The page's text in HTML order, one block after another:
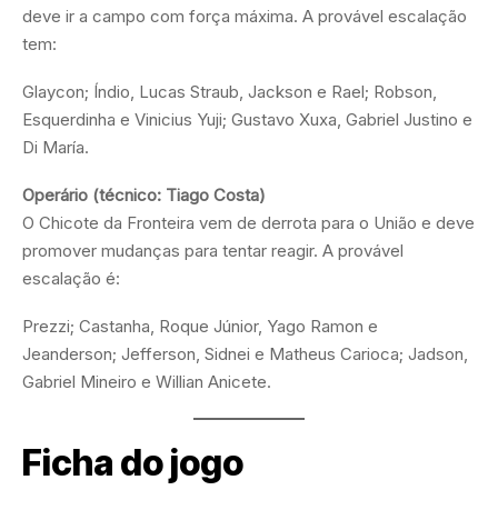
deve ir a campo com força máxima. A provável escalação
tem:
Glaycon; Índio, Lucas Straub, Jackson e Rael; Robson,
Esquerdinha e Vinicius Yuji; Gustavo Xuxa, Gabriel Justino e
Di María.
Operário (técnico: Tiago Costa)
O Chicote da Fronteira vem de derrota para o União e deve
promover mudanças para tentar reagir. A provável
escalação é:
Prezzi; Castanha, Roque Júnior, Yago Ramon e
Jeanderson; Jefferson, Sidnei e Matheus Carioca; Jadson,
Gabriel Mineiro e Willian Anicete.
Ficha do jogo